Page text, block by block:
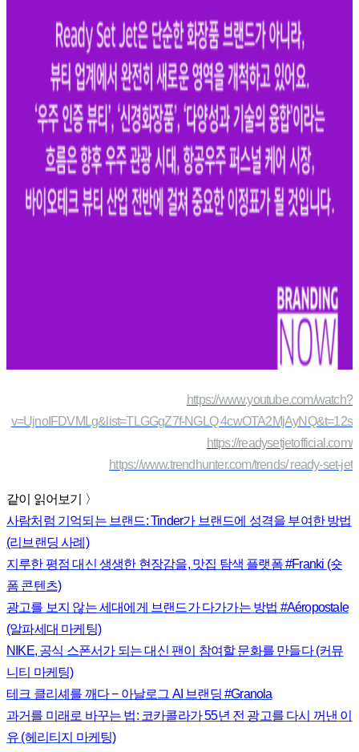
https://www.youtube.com/watch?
v=UjnoIFDVMLg&list=TLGGgZ7f-NGLQ 4cwOTA2MjAyNQ&t=12s
https://readysetjetofficial.com/
https://www.trendhunter.com/trends/ ready-set-jet
같이 읽어보기 〉
사람처럼 기억되는 브랜드: Tinder가 브랜드에 성격을 부여한 방법
(리브랜딩 사례)
지루한 평점 대신 생생한 현장감을, 맛집 탐색 플랫폼 #Franki (숏
폼 콘텐츠)
광고를 보지 않는 세대에게 브랜드가 다가가는 방법 #Aéropostale
(알파세대 마케팅)
NIKE, 공식 스폰서가 되는 대신 팬이 참여할 문화를 만들다 (커뮤
니티 마케팅)
테크 클리셰를 깨다 − 아날로그 AI 브랜딩 #Granola
과거를 미래로 바꾸는 법: 코카콜라가 55년 전 광고를 다시 꺼낸 이
유 (헤리티지 마케팅)